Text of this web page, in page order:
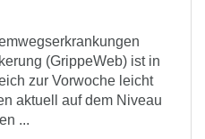
(GrippeWeb) ist in
zur Vorwoche leicht
aktuell auf dem Niveau
...